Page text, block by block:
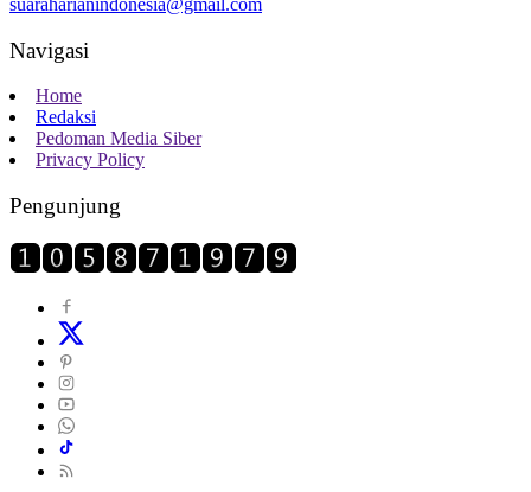
suaraharianindonesia@gmail.com
Navigasi
Home
Redaksi
Pedoman Media Siber
Privacy Policy
Pengunjung